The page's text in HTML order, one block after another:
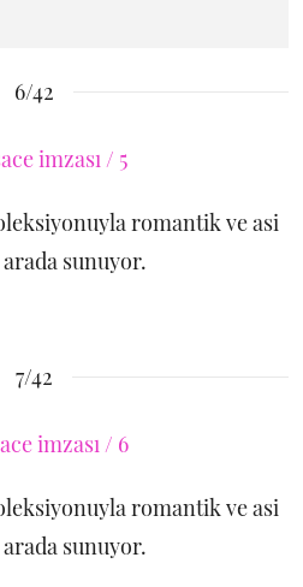
6/42
romantik ve asi
sunuyor.
7/42
romantik ve asi
sunuyor.